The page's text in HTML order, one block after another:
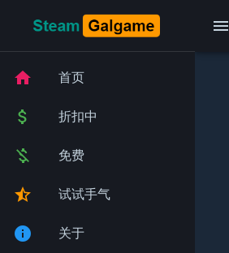
menu
home 首页
attach_money 折扣中
money_off 免费
star_half 试试手气
info 关于